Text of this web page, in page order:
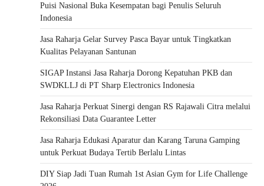
Puisi Nasional Buka Kesempatan bagi Penulis Seluruh
Indonesia
Jasa Raharja Gelar Survey Pasca Bayar untuk Tingkatkan
Kualitas Pelayanan Santunan
SIGAP Instansi Jasa Raharja Dorong Kepatuhan PKB dan
SWDKLLJ di PT Sharp Electronics Indonesia
Jasa Raharja Perkuat Sinergi dengan RS Rajawali Citra melalui
Rekonsiliasi Data Guarantee Letter
Jasa Raharja Edukasi Aparatur dan Karang Taruna Gamping
untuk Perkuat Budaya Tertib Berlalu Lintas
DIY Siap Jadi Tuan Rumah 1st Asian Gym for Life Challenge